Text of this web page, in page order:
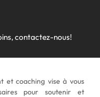
contactez-nous!
et coaching vise à vous
pour soutenir et